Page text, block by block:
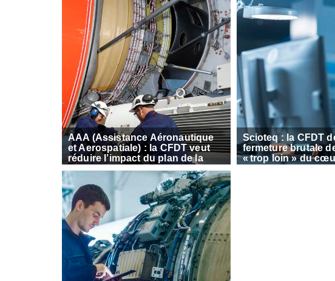
AAA (Assistance Aéronautique
et Aerospatiale) : la CFDT veut
réduire l’impact du plan de la
Direction
Scioteq : la CFDT
fermeture brutale
« trop loin » du